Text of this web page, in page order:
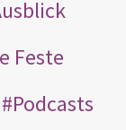
Feste
Podcasts